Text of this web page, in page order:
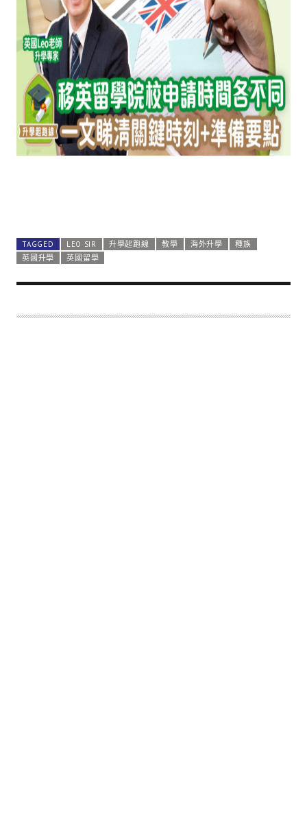
TAGGED LEO SIR 升學起跑線 教學 海外升學
種族
英國升學
英國留學